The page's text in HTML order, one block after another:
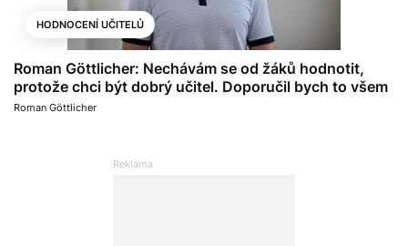
HODNOCENÍ UČITELŮ
Roman Göttlicher: Nechávám se od žáků hodnotit,
protože chci být dobrý učitel. Doporučil bych to všem
Roman Göttlicher